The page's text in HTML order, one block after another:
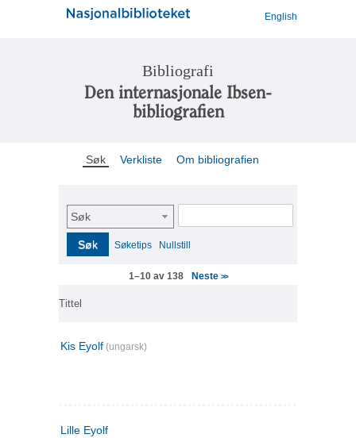
English
Bibliografi
Den internasjonale Ibsen-
bibliografien
Søk Verkliste Om bibliografien
Søk
Søk Søketips Nullstill
1–10 av 138 Neste >>
Tittel
Kis Eyolf (ungarsk)
Lille Eyolf